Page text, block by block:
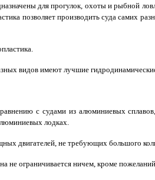
для прогулок, охоты и рыбной
позволяет производить суда самих
видов имеют лучшие гидродинамические
с судами из алюминиевых
лодках.
двигателей, не требующих большого
не ограничивается ничем, кроме пожеланий